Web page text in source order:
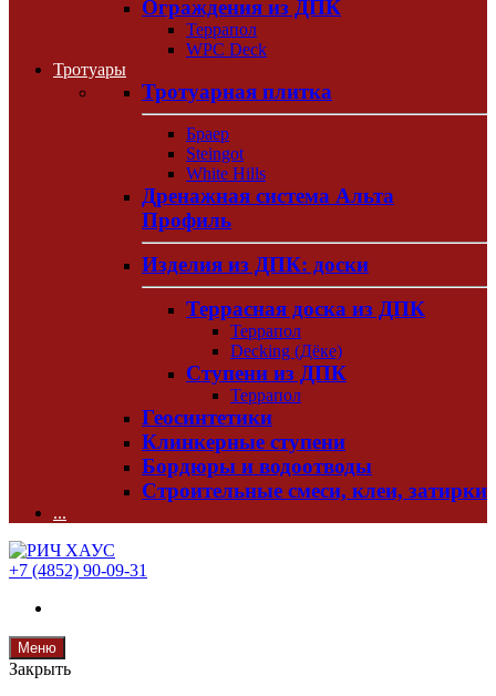
Ограждения из ДПК
Террапол
WPC Deck
Тротуары
Тротуарная плитка
Браер
Steingot
White Hills
Дренажная система Альта
Профиль
Изделия из ДПК: доски
Террасная доска из ДПК
Террапол
Decking (Дёке)
Ступени из ДПК
Террапол
Геосинтетики
Клинкерные ступени
Бордюры и водоотводы
Строительные смеси, клеи, затирки
...
+7 (4852) 90-09-31
Меню
Закрыть